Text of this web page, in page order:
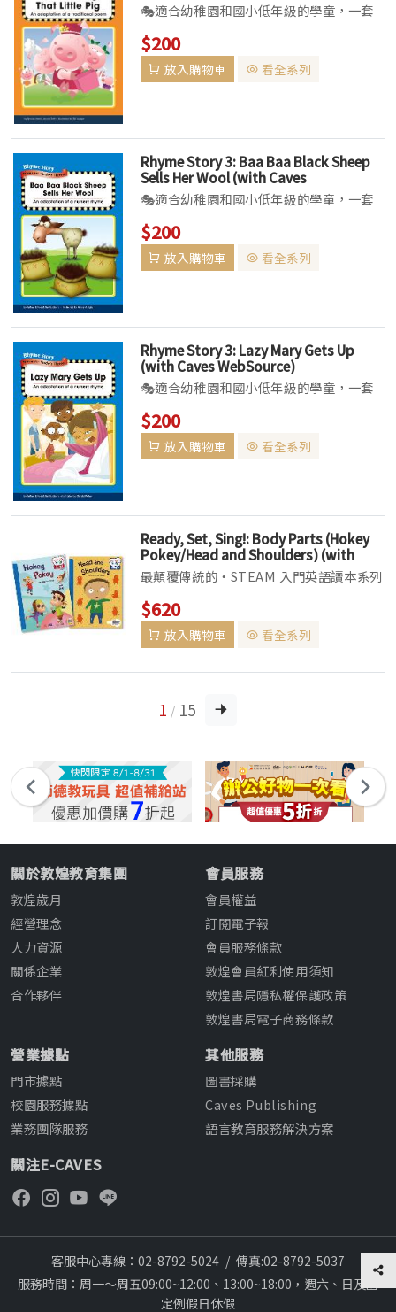
🎭適合幼稚園和國小低年級的學童，一套
可唱、可讀、可演、可玩的教材系列特色▌
本書為初階學習英語的孩童所設計，以耳熟
能詳、琅琅上口的經典英語童謠編織出引人
$200
放入購物車 看全系列
Rhyme Story 3: Baa Baa Black Sheep
Sells Her Wool (with Caves
WebSource)
🎭適合幼稚園和國小低年級的學童，一套
可唱、可讀、可演、可玩的教材系列特色▌
本書為初階學習英語的孩童所設計，以耳熟
能詳、琅琅上口的經典英語童謠編織出引人
$200
放入購物車 看全系列
Rhyme Story 3: Lazy Mary Gets Up
(with Caves WebSource)
🎭適合幼稚園和國小低年級的學童，一套
可唱、可讀、可演、可玩的教材系列特色▌
本書為初階學習英語的孩童所設計，以耳熟
能詳、琅琅上口的經典英語童謠編織出引人
$200
放入購物車 看全系列
Ready, Set, Sing!: Body Parts (Hokey
Pokey/Head and Shoulders) (with
Activity Book, Saypen Sticker,
Template, App)
最顛覆傳統的‧STEAM 入門英語讀本系列
▌Ready, Set, Play! Series以全球最新學
習趨勢 STEAM 概念編寫，融入21 世紀關
鍵能力及 fiction 與 non-fict...
$620
放入購物車 看全系列
1 / 15
關於敦煌教育集團
敦煌歲月
經營理念
人力資源
關係企業
合作夥伴
會員服務
會員權益
訂閱電子報
會員服務條款
敦煌會員紅利使用須知
敦煌書局隱私權保護政策
敦煌書局電子商務條款
營業據點
門市據點
校園服務據點
業務團隊服務
其他服務
圖書採購
Caves Publishing
語言教育服務解決方案
關注E-CAVES
客服中心專線：02-8792-5024 / 傳真:02-8792-5037
服務時間：周一～周五09:00~12:00、13:00~18:00，週六、日及國
定例假日休假